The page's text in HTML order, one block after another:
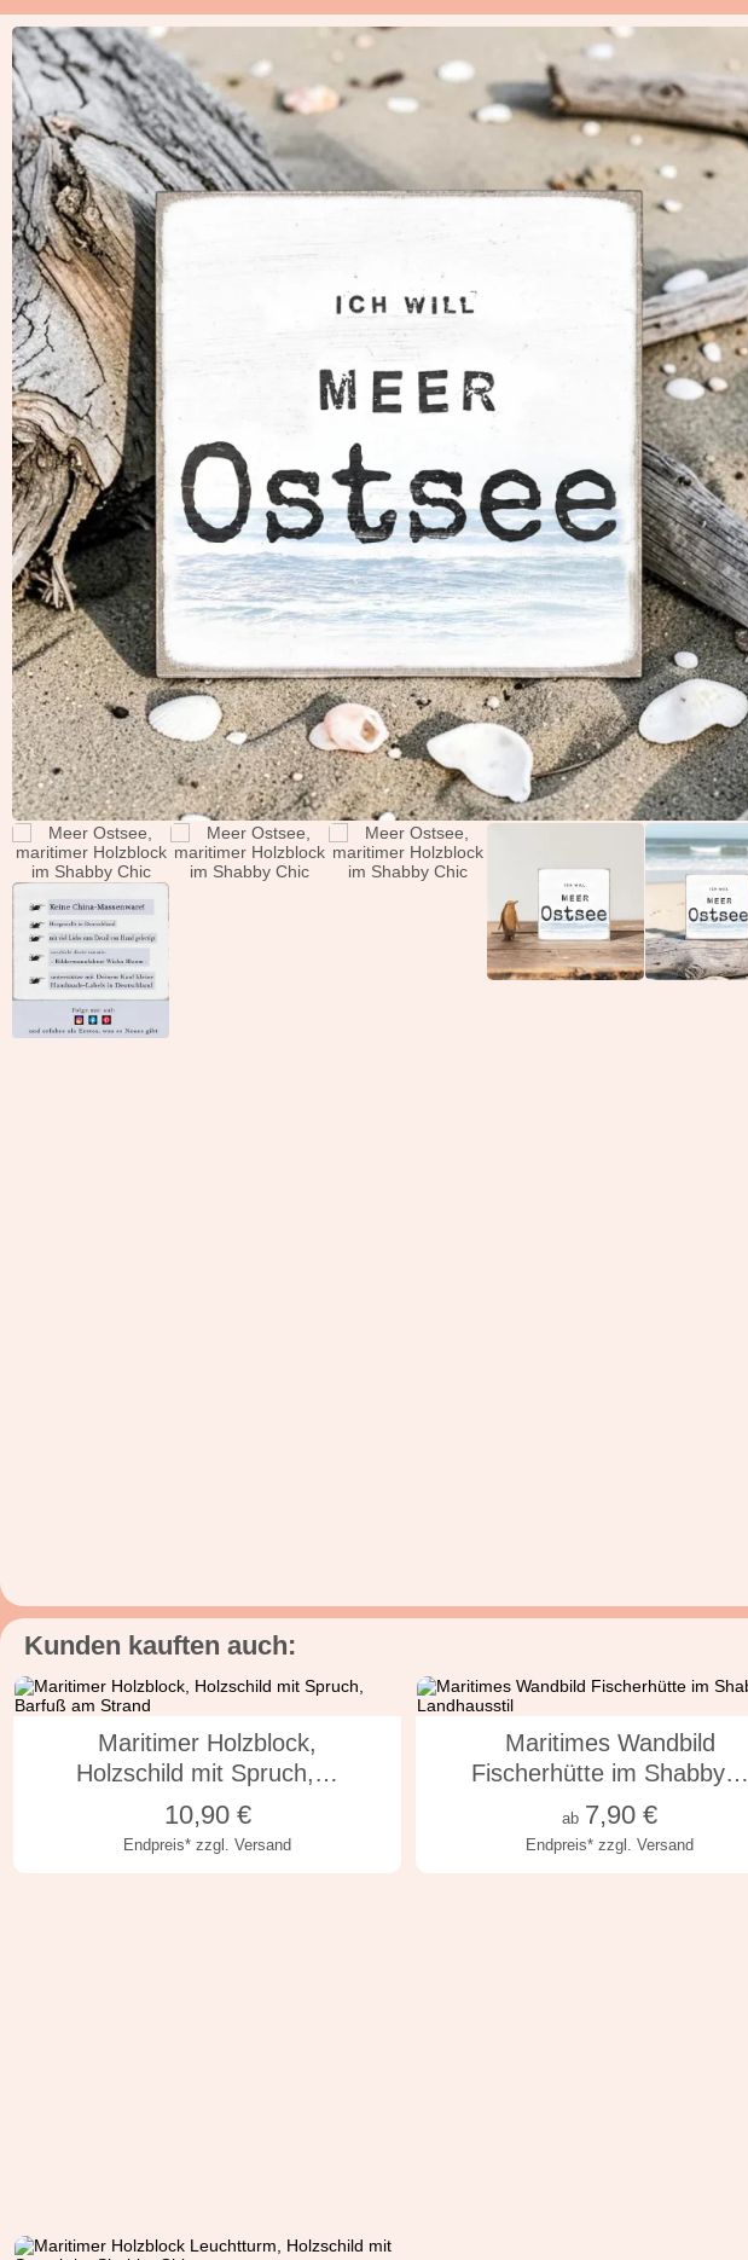
Kunden kauften auch:
10x10x1 cm 10x10x2 cm
Maritimer Holzblock,
Holzschild mit Spruch,…
Endpreis* zzgl. Versand
10,90€
in vielen Varianten
Maritimes Wandbild
Fischerhütte im Shabby…
Endpreis* zzgl. Versand
ab 7,90 €